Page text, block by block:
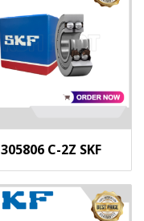
305806 C-2Z SKF